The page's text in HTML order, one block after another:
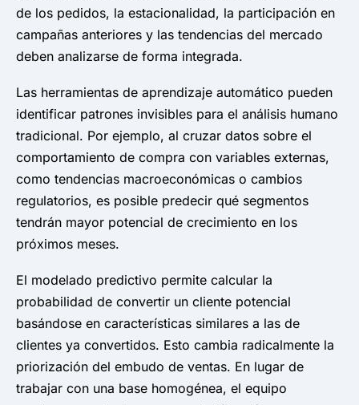
de los pedidos, la estacionalidad, la participación en
campañas anteriores y las tendencias del mercado
deben analizarse de forma integrada.
Las herramientas de aprendizaje automático pueden
identificar patrones invisibles para el análisis humano
tradicional. Por ejemplo, al cruzar datos sobre el
comportamiento de compra con variables externas,
como tendencias macroeconómicas o cambios
regulatorios, es posible predecir qué segmentos
tendrán mayor potencial de crecimiento en los
próximos meses.
El modelado predictivo permite calcular la
probabilidad de convertir un cliente potencial
basándose en características similares a las de
clientes ya convertidos. Esto cambia radicalmente la
priorización del embudo de ventas. En lugar de
trabajar con una base homogénea, el equipo